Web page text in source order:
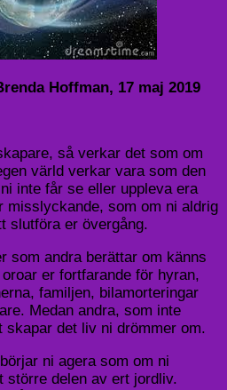
Hoffman, 17 maj 2019
så verkar det som om
värld verkar vara som den
inte får se eller uppleva era
misslyckande, som om ni aldrig
slutföra er övergång.
som andra berättar om känns
er fortfarande för hyran,
familjen, bilamorteringar
Medan andra, som inte
det liv ni drömmer om.
ni agera som om ni
delen av ert jordliv.